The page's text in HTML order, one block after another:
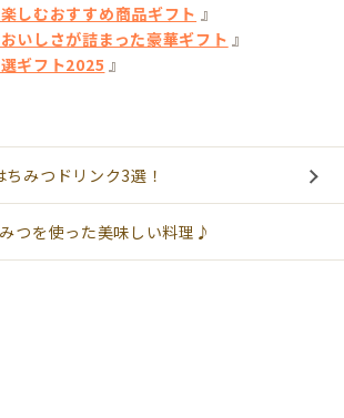
しむおすすめ商品ギフト 』
いしさが詰まった豪華ギフト 』
ギフト2025 』
みつドリンク3選！
つを使った美味しい料理♪